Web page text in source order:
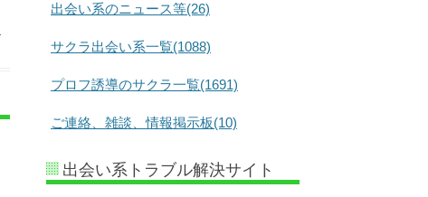
出会い系のニュース等(26)
サクラ出会い系一覧(1088)
プロフ誘導のサクラ一覧(1691)
ご連絡、雑談、情報掲示板(10)
出会い系トラブル解決サイト